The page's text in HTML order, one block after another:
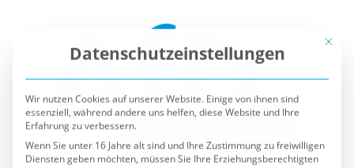
Wir nutzen Cookies auf unserer Website. Einige von ihnen sind
essenziell, während andere uns helfen, diese Website und Ihre
Erfahrung zu verbessern.
Wenn Sie unter 16 Jahre alt sind und Ihre Zustimmung zu freiwilligen
Diensten geben möchten, müssen Sie Ihre Erziehungsberechtigten
um Erlaubnis bitten.